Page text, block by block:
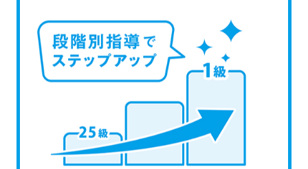
service,
the
Japanese
version
of
this
website